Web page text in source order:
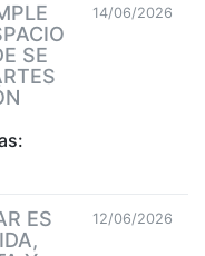
SE
14/06/2026
ES
12/06/2026